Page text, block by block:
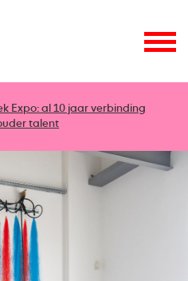
Expo: al 10 jaar verbinding
talent